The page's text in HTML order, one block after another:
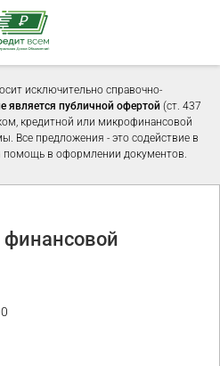
исключительно справочно-
является публичной офертой (ст. 437
кредитной или микрофинансовой
Все предложения - это содействие в
помощь в оформлении документов.
финансовой